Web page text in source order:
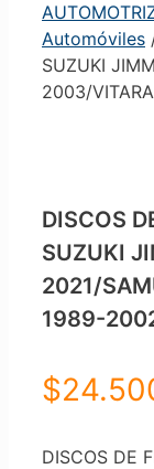
Automóviles
SUZUKI
2003/
DISCOS
SUZUKI
2021/
1989-
$
DISCOS DE